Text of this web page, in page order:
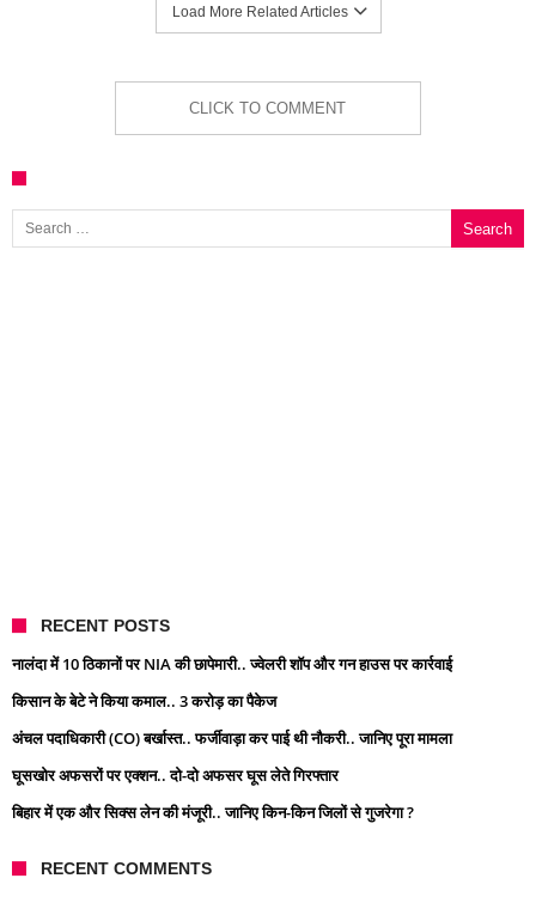
Load More Related Articles
CLICK TO COMMENT
Search for:
RECENT POSTS
नालंदा में 10 ठिकानों पर NIA की छापेमारी.. ज्वेलरी शॉप और गन हाउस पर कार्रवाई
किसान के बेटे ने किया कमाल.. 3 करोड़ का पैकेज
अंचल पदाधिकारी (CO) बर्खास्त.. फर्जीवाड़ा कर पाई थी नौकरी.. जानिए पूरा मामला
घूसखोर अफसरों पर एक्शन.. दो-दो अफसर घूस लेते गिरफ्तार
बिहार में एक और सिक्स लेन की मंजूरी.. जानिए किन-किन जिलों से गुजरेगा ?
RECENT COMMENTS